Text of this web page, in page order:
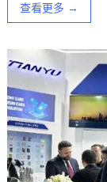
查看更多 →